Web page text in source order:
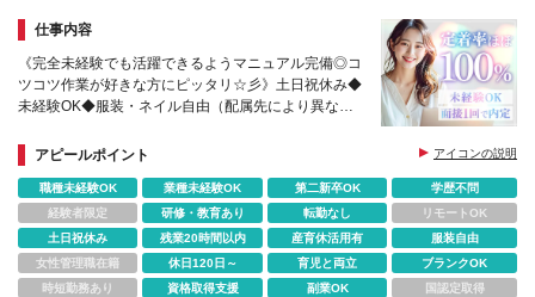
仕事内容
《完全未経験でも活躍できるようマニュアル完備◎コ
ツコツ作業が好きな方にピッタリ☆彡》土日祝休み◆
未経験OK◆服装・ネイル自由（配属先により異なる
アピールポイント
アイコンの説明
職種未経験OK 業種未経験OK 第二新卒OK
学歴不問
経験者限定
研修・教育あり 転勤なし
リモートOK
土日祝休み
残業20時間以内 産育休活用有
服装自由
女性管理職在籍
休日120日～ 育児と両立
ブランクOK
時短勤務あり
資格取得支援 副業OK 国認定取得